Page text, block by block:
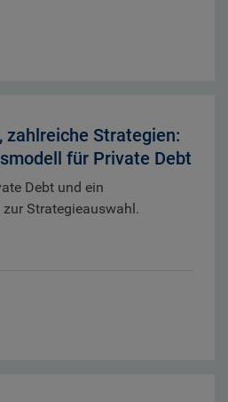
zahlreiche Strategien:
für Private Debt
Debt und ein
Strategieauswahl.